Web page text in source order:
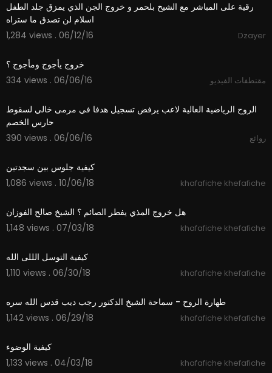
رقية على المباشر مع الشيخ بلحمر و خروج الجن الذي يمزق جلد الطفل
اسلام لن تصدق ما ستراه
1,284 views . 06/12/16
Dzayer
خروج يأجوج ومأجوج ؟
334 views . 06/06/16
مقتطفات الفيديو
الروح الرياضية العالية لاعب يرفض تسجيل هدفا في مرمى خالي لسقوط
حارس الخصم
390 views . 06/06/16
روائع
كيفية جلوس بين سجدتين
1,086 views . 10/06/18
khafafiche khefafiche
هل خروج المذي يفطر الصائم ؟ الشيخ صالح الفوزان
1,148 views . 07/03/18
khafafiche khefafiche
كيفية التوسل الللى الله
1,110 views . 06/30/18
khafafiche khefafiche
طهارة الروح - سماحة الشيخ الدكتور رجب ديب قدس الله سره
1,142 views . 06/29/18
khafafiche khefafiche
كيفية الوضوء
1,133 views . 04/03/18
khafafiche khefafiche